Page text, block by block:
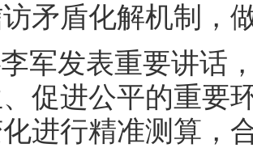
矛盾化解机制，
军发表重要讲话
促进公平的重要
进行精准测算，